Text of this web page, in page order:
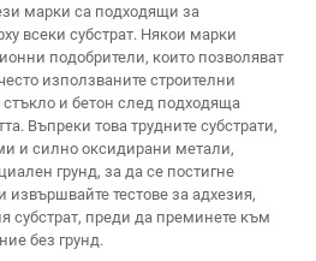
марки са подходящи за
всеки субстрат. Някои марки
подобрители, които позволяват
използваните строителни
и бетон след подходяща
Въпреки това трудните субстрати,
и силно оксидирани метали,
грунд, за да се постигне
тестове за адхезия,
субстрат, преди да преминете към
без грунд.